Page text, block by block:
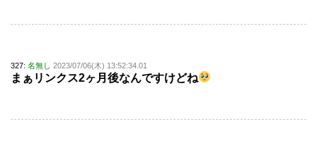
327: 名無し 2023/07/06(木) 13:52:34.01
まぁリンクス2ヶ月後なんですけどね